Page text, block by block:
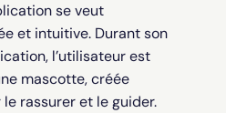
se veut
et intuitive. Durant son
l’utilisateur est
mascotte, créée
rassurer et le guider.